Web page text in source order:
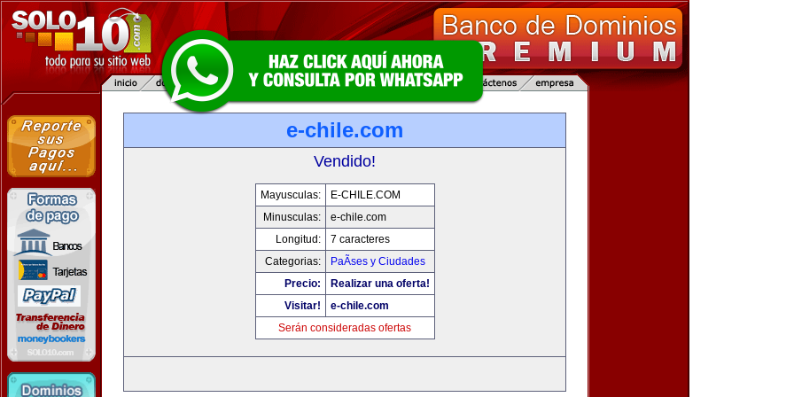
e-chile.com
Vendido!
Mayusculas:
E-CHILE.COM
Minusculas:
e-chile.com
Longitud:
7 caracteres
Categorias:
PaÃ­ses y Ciudades
Precio:
Realizar una oferta!
Visitar!
e-chile.com
Serán consideradas ofertas